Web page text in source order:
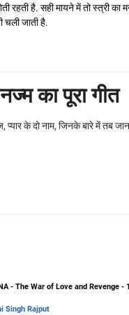
रहती है. सही मायने में तो स्त्री
चली जाती है.
का पूरा गीत
प्यार के दो नाम, जिनके बारे में तब
- The War of Love and Revenge - 1
Singh Rajput